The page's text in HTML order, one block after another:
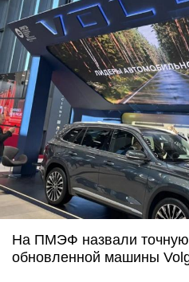
На ПМЭФ назвали
обновленной машины